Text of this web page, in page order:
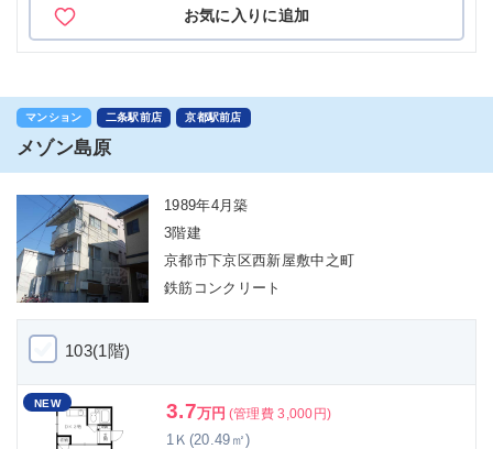
お気に入りに追加
マンション 二条駅前店 京都駅前店
メゾン島原
1989年4月築
3階建
京都市下京区西新屋敷中之町
鉄筋コンクリート
103(1階)
NEW 3.7万円 (管理費 3,000円)
1Ｋ(20.49㎡)